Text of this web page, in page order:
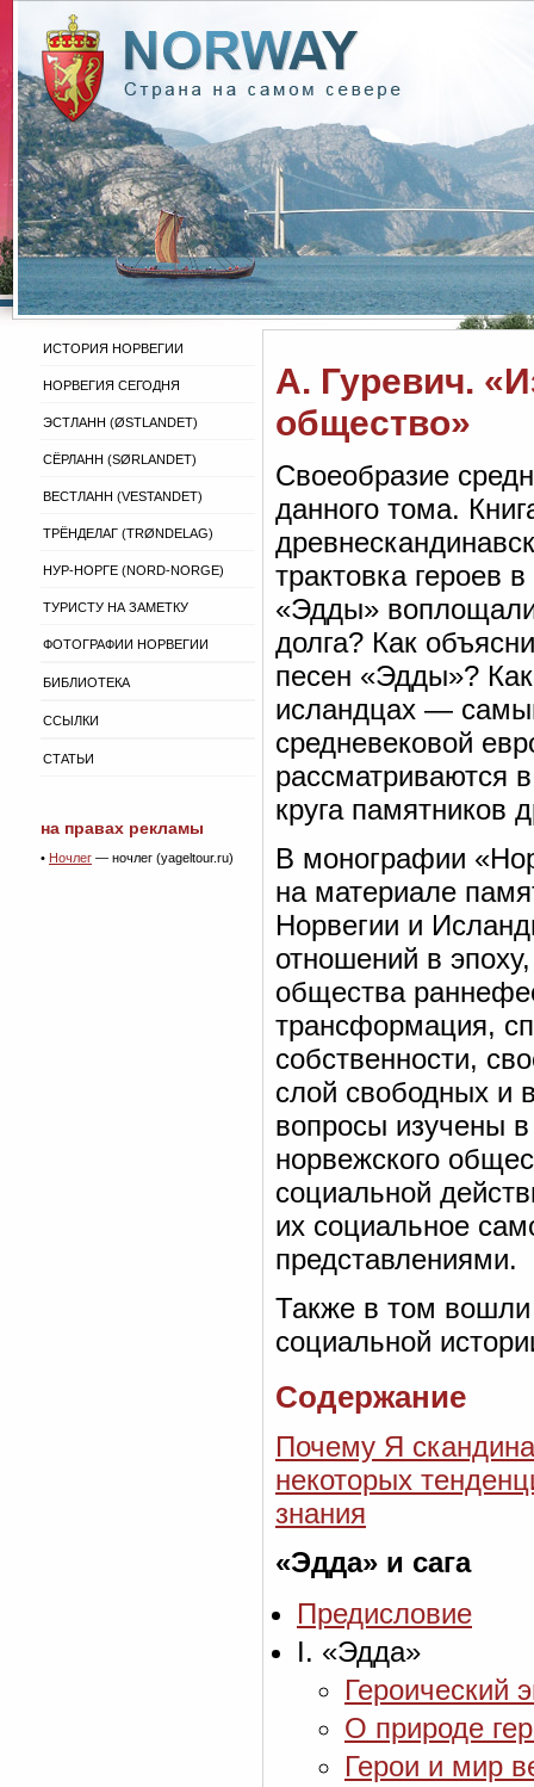
ИСТОРИЯ НОРВЕГИИ
НОРВЕГИЯ СЕГОДНЯ
ЭСТЛАНН (ØSTLANDET)
СЁРЛАНН (SØRLANDET)
ВЕСТЛАНН (VESTANDET)
ТРЁНДЕЛАГ (TRØNDELAG)
НУР-НОРГЕ (NORD-NORGE)
ТУРИСТУ НА ЗАМЕТКУ
ФОТОГРАФИИ НОРВЕГИИ
БИБЛИОТЕКА
ССЫЛКИ
СТАТЬИ
на правах рекламы
• Ночлег — ночлег (yageltour.ru)
А. Гуревич.
общество»
Своеобразие
данного тома.
трактовка героев
«Эдды»
долга? Как
песен «Эдды»?
исландцах —
средневековой
рассматриваются
круга памятников
В монографии
на материале
Норвегии и
отношений в
общества
трансформация,
собственности,
слой свободных и
вопросы изучены
норвежского
социальной
их социальное
представлениями.
Также в том
социальной
Содержание
Почему Я
некоторых
знания
«Эдда» и сага
Предисловие
I. «Эдда»
Героический
О природе
Герои и мир